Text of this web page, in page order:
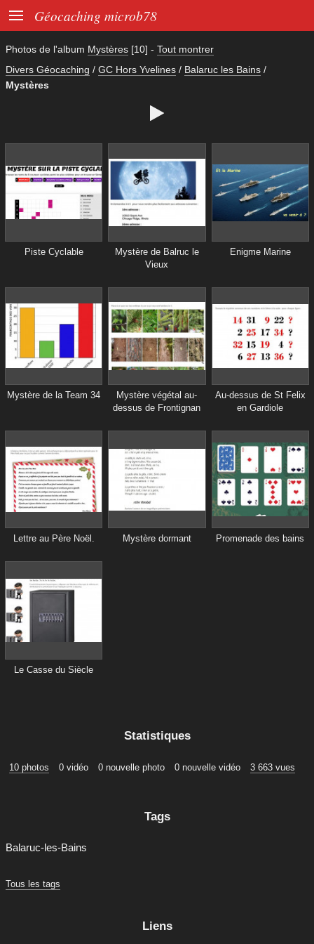
 Géocaching microb78
Photos de l'album Mystères [10] - Tout montrer
Divers Géocaching / GC Hors Yvelines / Balaruc les Bains /
Mystères

Piste Cyclable
Mystère de Balruc le
Vieux
Enigme Marine
Mystère de la Team 34
Mystère végétal au-
dessus de Frontignan
Au-dessus de St Felix
en Gardiole
Lettre au Père Noël. Mystère dormant Promenade des bains
Le Casse du Siècle
Statistiques
10 photos 0 vidéo 0 nouvelle photo 0 nouvelle vidéo 3 663 vues
Tags
Balaruc-les-Bains
Tous les tags
Liens